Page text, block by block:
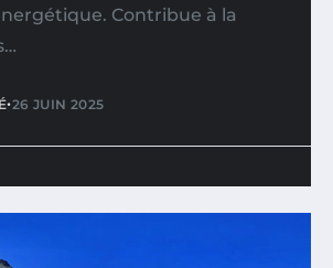
Contribue à la
•26 JUIN 2025